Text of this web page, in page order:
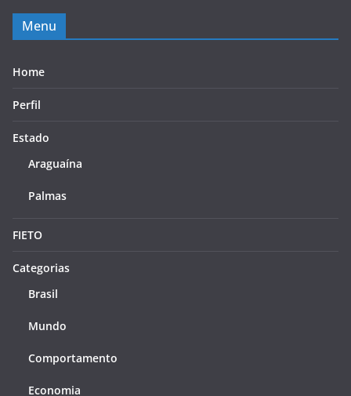
Menu
Home
Perfil
Estado
Araguaína
Palmas
FIETO
Categorias
Brasil
Mundo
Comportamento
Economia